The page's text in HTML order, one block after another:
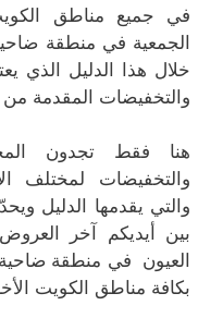
في جميع مناطق
الجمعية في منطقة
خلال هذا الدليل الذي
والتخفيضات المقدمة من
هنا فقط تجدون
والتخفيضات لمختلف
والتي يقدمها الدليل
بين أيديكم آخر
العيون في منطقة ضاحية
بكافة مناطق الكويت